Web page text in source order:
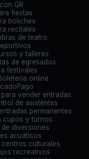
QR
fiestas
boliches
recitales
de teatro
y talleres
de egresados
festivales
online
vender entradas
de asistentes
permanentes
cupos y turnos
diversiones
acuáticos
culturales
recreativos